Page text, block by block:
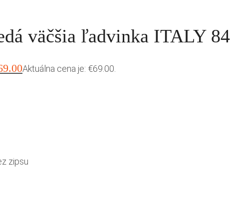
väčšia ľadvinka ITALY
Aktuálna cena je: €69.00.
zipsu